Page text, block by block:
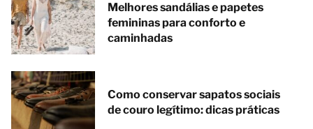
Melhores sandálias e papetes
femininas para conforto e
caminhadas
Como conservar sapatos sociais
de couro legítimo: dicas práticas